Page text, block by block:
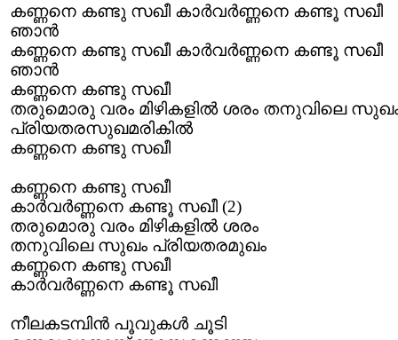
കണ്ണനെ കണ്ടു സഖീ കാർവർണ്ണനെ കണ്ടൂ സഖീ
ഞാൻ
കണ്ണനെ കണ്ടു സഖീ കാർവർണ്ണനെ കണ്ടൂ സഖീ
ഞാൻ
കണ്ണനെ കണ്ടു സഖീ
തരുമൊരു വരം മിഴികളിൽ ശരം തനുവിലെ
പ്രിയതരസുഖമരികിൽ
കണ്ണനെ കണ്ടു സഖീ
കണ്ണനെ കണ്ടു സഖീ
കാർവർണ്ണനെ കണ്ടൂ സഖീ (2)
തരുമൊരു വരം മിഴികളിൽ ശരം
തനുവിലെ സുഖം പ്രിയതരമുഖം
കണ്ണനെ കണ്ടു സഖീ
കാർവർണ്ണനെ കണ്ടൂ സഖീ
നീലകടമ്പിൻ പൂവുകൾ ചൂടി